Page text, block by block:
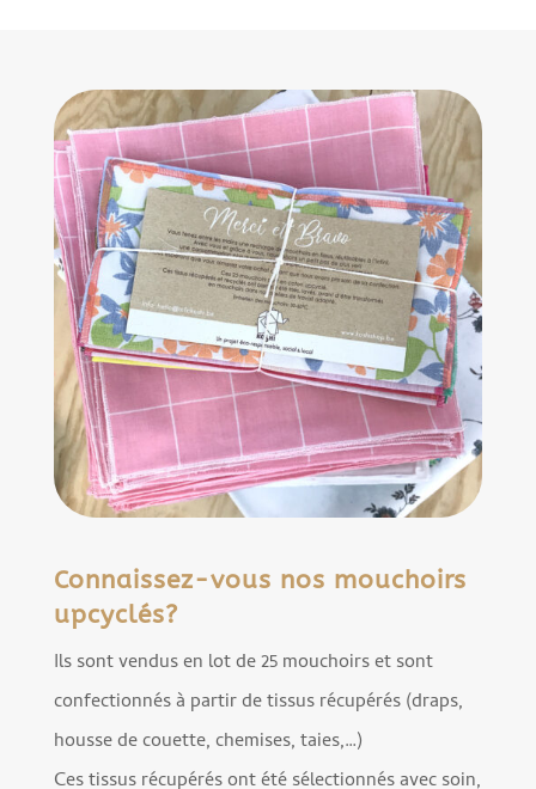
Connaissez-vous nos mouchoirs
upcyclés?
Ils sont vendus en lot de 25 mouchoirs et sont
confectionnés à partir de tissus récupérés (draps,
housse de couette, chemises, taies,…)
Ces tissus récupérés ont été sélectionnés avec soin,